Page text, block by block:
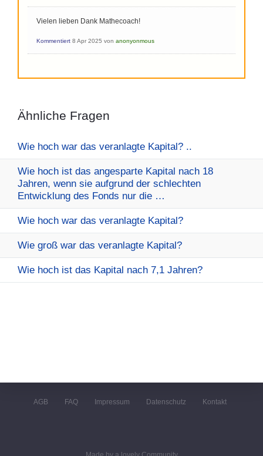
Vielen lieben Dank Mathecoach!
Kommentiert 8 Apr 2025 von anonyonmous
Ähnliche Fragen
Wie hoch war das veranlagte Kapital? ..
Wie hoch ist das angesparte Kapital nach 18
Jahren, wenn sie aufgrund der schlechten
Entwicklung des Fonds nur die …
Wie hoch war das veranlagte Kapital?
Wie groß war das veranlagte Kapital?
Wie hoch ist das Kapital nach 7,1 Jahren?
AGB FAQ Impressum Datenschutz Kontakt